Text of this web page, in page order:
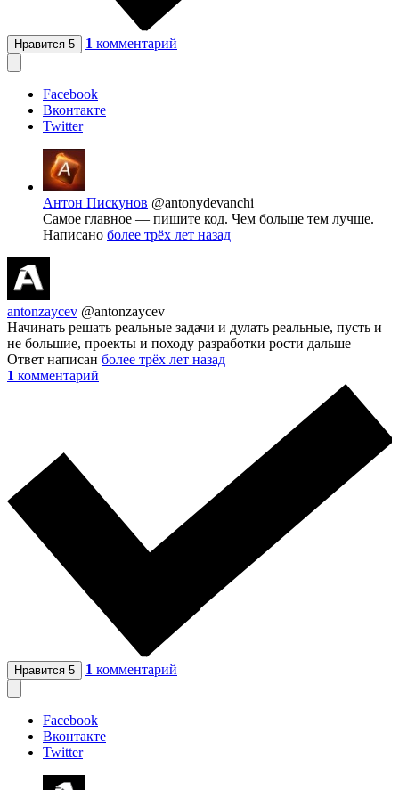
Нравится 5 1 комментарий
Facebook
Вконтакте
Twitter
Антон Пискунов @antonydevanchi
Самое главное — пишите код. Чем больше тем лучше.
Написано более трёх лет назад
antonzaycev @antonzaycev
Начинать решать реальные задачи и дулать реальные, пусть и
не большие, проекты и походу разработки рости дальше
Ответ написан более трёх лет назад
1 комментарий
Нравится 5 1 комментарий
Facebook
Вконтакте
Twitter